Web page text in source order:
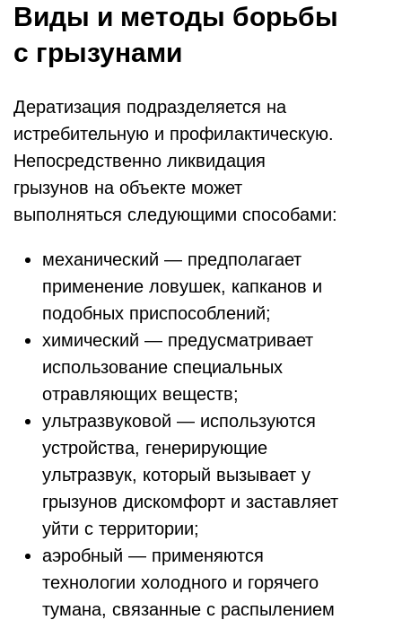
Виды и методы борьбы
с грызунами
Дератизация подразделяется на
истребительную и профилактическую.
Непосредственно ликвидация
грызунов на объекте может
выполняться следующими способами:
механический — предполагает
применение ловушек, капканов и
подобных приспособлений;
химический — предусматривает
использование специальных
отравляющих веществ;
ультразвуковой — используются
устройства, генерирующие
ультразвук, который вызывает у
грызунов дискомфорт и заставляет
уйти с территории;
аэробный — применяются
технологии холодного и горячего
тумана, связанные с распылением